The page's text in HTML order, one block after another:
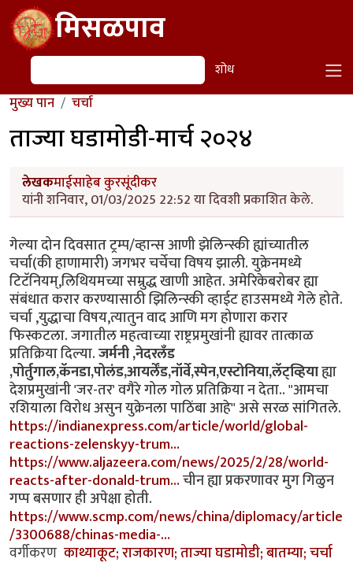
Skip to main contentमिसळपाव
शोध शोध
मुख्य पान चर्चा
ताज्या घडामोडी-मार्च २०२४
लेखकमाईसाहेब कुरसूंदीकर
यांनी शनिवार, 01/03/2025 22:52 या दिवशी प्रकाशित केले.
गेल्या दोन दिवसात ट्रम्प/व्हान्स आणी झेलिन्स्की ह्यांच्यातील
चर्चा(की हाणामारी) जगभर चर्चेचा विषय झाली. युक्रेनमध्ये
टिटॅनियम्,लिथियमच्या सम्रुद्ध खाणी आहेत. अमेरिकेबरोबर ह्या
संबंधात करार करण्यासाठी झिलिन्स्की व्हाईट हाउसमध्ये गेले होते.
चर्चा ,युद्धाचा विषय,त्यातुन वाद आणि मग होणारा करार
फिस्कटला. जगातील महत्वाच्या राष्ट्रप्रमुखांनी ह्यावर तात्काळ
प्रतिक्रिया दिल्या.जर्मनी ,नेदरलँड
,पोर्तुगाल,कॅनडा,पोलंड,आयर्लेंड,नॉर्वे,स्पेन,एस्टोनिया,लॅट्व्हियाह्या
देशप्रमुखांनी 'जर-तर' वगैरे गोल गोल प्रतिक्रिया न देता.. "आमचा
रशियाला विरोध असुन युक्रेनला पाठिंबा आहे" असे सरळ सांगितले.
https://indianexpress.com/article/world/global-
reactions-zelenskyy-trum…
https://www.aljazeera.com/news/2025/2/28/world-
reacts-after-donald-trum…चीन ह्या प्रकरणावर मुग गिळुन
गप्प बसणार ही अपेक्षा होती.
https://www.scmp.com/news/china/diplomacy/article
/3300688/chinas-media-…
वर्गीकरण काथ्याकूट; राजकारण; ताज्या घडामोडी; बातम्या; चर्चा